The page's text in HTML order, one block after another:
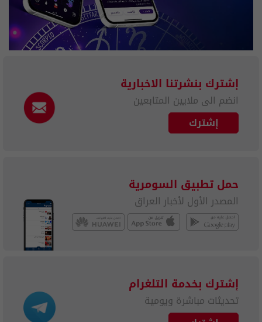
إشترك بنشرتنا الاخبارية
انضم الى ملايين المتابعين
إشترك
حمل تطبيق السومرية
المصدر الأول لأخبار العراق
إشترك بخدمة التلغرام
تحديثات مباشرة ويومية